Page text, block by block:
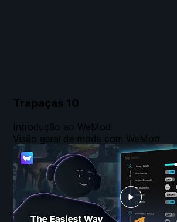
Trapaças 10
Introdução ao WeMod
Visão geral de mods com WeMod